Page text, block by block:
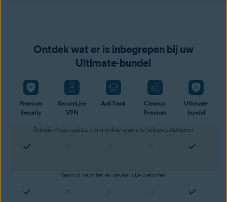
Ontdek wat er is inbegrepen bij uw
Ultimate-bundel
Premium
Security
SecureLine
VPN
AntiTrack
Cleanup
Premium
Ultimate-
bundel
Gebruik Avast-assistent om online scams te helpen detecteren.
Vermijd nepsites en gevaarlijke websites.